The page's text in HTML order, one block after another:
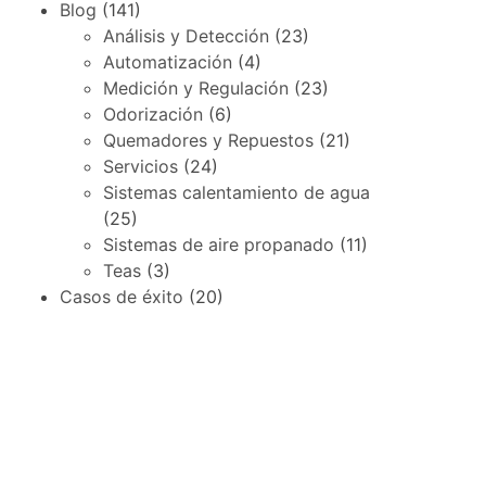
Blog (141)
Análisis y Detección (23)
Automatización (4)
Medición y Regulación (23)
Odorización (6)
Quemadores y Repuestos (21)
Servicios (24)
Sistemas calentamiento de agua
(25)
Sistemas de aire propanado (11)
Teas (3)
Casos de éxito (20)